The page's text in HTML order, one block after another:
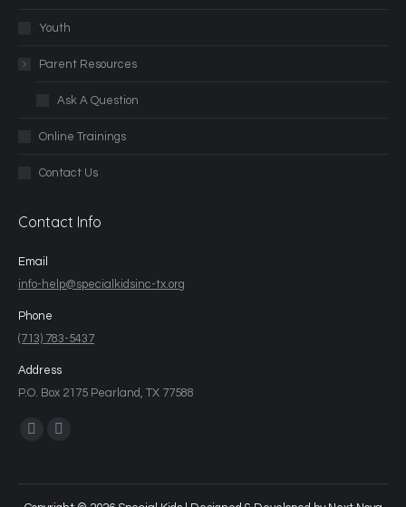
Youth
Parent Resources
Ask A Question
Online Trainings
Contact Us
Contact Info
Email
info-help@specialkidsinc-tx.org
Phone
(713) 783-5437
Address
P.O. Box 2175 Pearland, TX 77588
Find us on: